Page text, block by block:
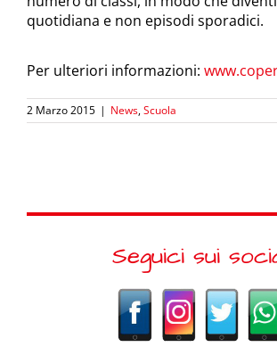
quotidiana e non episodi sporadici.
Per ulteriori informazioni:
2 Marzo 2015 | News,Scuola
Seguici sui